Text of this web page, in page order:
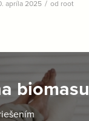
apríla 2025 / od root
biomasu